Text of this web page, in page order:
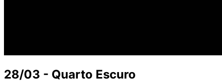
28/03 - Quarto Escuro